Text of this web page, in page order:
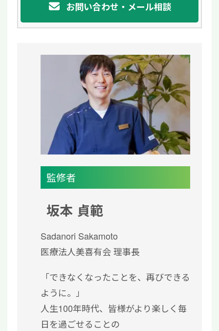
お問い合わせ・メール相談
監修者
坂本 貞範
Sadanori Sakamoto
医療法人美喜有会 理事長
「できなくなったことを、再びできる
ように。」
人生100年時代、皆様がより楽しく毎
日を過ごせることの